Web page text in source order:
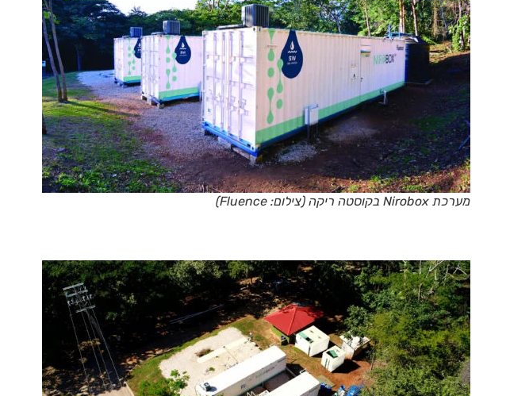
מערכת Nirobox בקוסטה ריקה (צילום: Fluence)